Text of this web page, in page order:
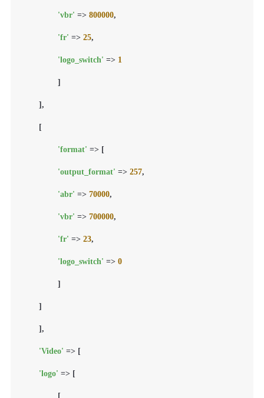
'vbr' => 800000,
'fr' => 25,
'logo_switch' => 1
'format' => [
'output_format' => 257,
'abr' => 70000,
'vbr' => 700000,
'fr' => 23,
'logo_switch' => 0
'Video' => [
'logo' => [